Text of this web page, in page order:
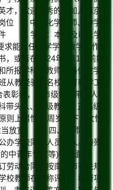
才，欢迎优秀的你加入南京河
位 中学化学教师、中学政
1. 学历：本科及以上学
能胜任中学学科教学工作和
，或者在2024年9月1日前能
所报学科及教师资格任教学科
教经验、名校教育教学工
彰者，地市级学科带头人，
带头人、特级教师、正高级教
上男性45周岁以下，女性
当放宽。 四、教师待
学校同类人员收入。特殊
中青年专家等)待遇面
动合同并按南京市有关规
教师在职称评审、科研项